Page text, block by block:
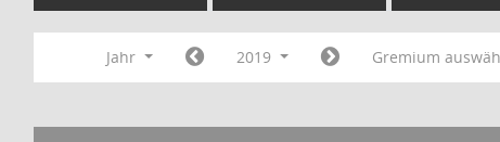
Jahr 2019 Gremium